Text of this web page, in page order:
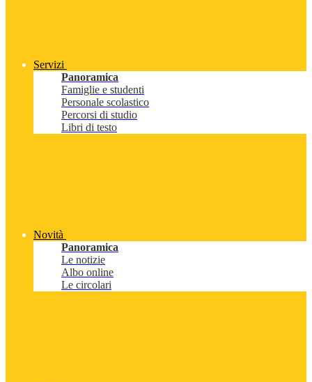
Servizi
Panoramica
Famiglie e studenti
Personale scolastico
Percorsi di studio
Libri di testo
Novità
Panoramica
Le notizie
Albo online
Le circolari